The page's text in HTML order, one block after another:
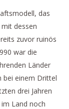
das
dessen
zuvor ruinös
war die
Länder
bei einem Drittel
drei Jahren
Land noch